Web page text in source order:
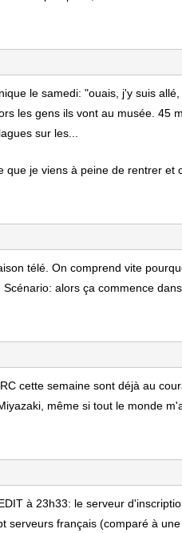
le samedi: "ouais, j'y suis
les gens ils vont au musée. 45
sur les...
je viens à peine de rentrer et
télé. On comprend vite
alors ça commence
cette semaine sont déjà au
même si tout le monde
à 23h33: le serveur
français (comparé à